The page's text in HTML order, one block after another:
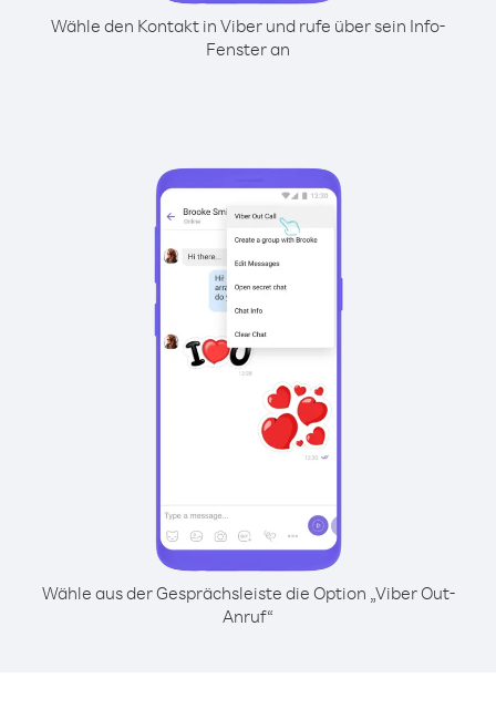
Wähle den Kontakt in Viber und rufe über sein Info-
Fenster an
Wähle aus der Gesprächsleiste die Option „Viber Out-
Anruf“